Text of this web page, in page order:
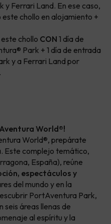
y Ferrari Land. En ese caso,
chollo en alojamiento +
chollo CON 1 día de
Park + 1 día de entrada
y a Ferrari Land por
World®!
World®, prepárate
Este complejo temático,
España), reúne
espectáculos y
del mundo y en la
PortAventura Park,
seis áreas llenas de
al espíritu y la